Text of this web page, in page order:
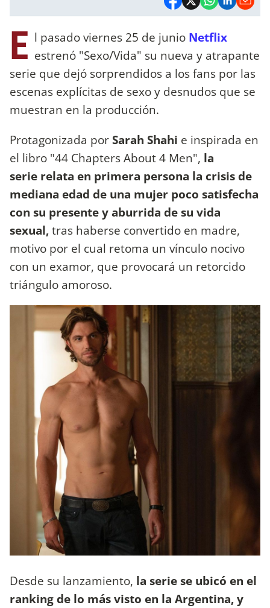
E l pasado viernes 25 de junio Netflix
estrenó "Sexo/Vida" su nueva y atrapante
serie que dejó sorprendidos a los fans por las
escenas explícitas de sexo y desnudos que se
muestran en la producción.
Protagonizada porSarah Shahi e inspirada en
el libro "44 Chapters About 4 Men", la
serie relata en primera persona la crisis de
mediana edad de una mujer poco satisfecha
con su presente y aburrida de su vida
sexual,tras haberse convertido en madre,
motivo por el cual retoma un vínculo nocivo
con un examor, que provocará un retorcido
triángulo amoroso.
Desde su lanzamiento, la serie se ubicó en el
ranking de lo más visto en la Argentina, y